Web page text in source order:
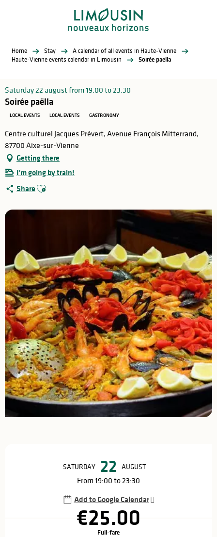
Home Stay
A calendar of all events in Haute-Vienne
Haute-Vienne events calendar in Limousin
Soirée paëlla
Saturday 22 august from 19:00 to 23:30
Soirée paëlla
LOCAL EVENTS LOCAL EVENTS GASTRONOMY
Centre culturel Jacques Prévert, Avenue François Mitterrand,
87700 Aixe-sur-Vienne
Getting there
I'm going by train!
Share Ajouter aux favoris
SATURDAY 22 AUGUST
From 19:00 to 23:30
Add to Google Calendar
€25.00
Full-fare